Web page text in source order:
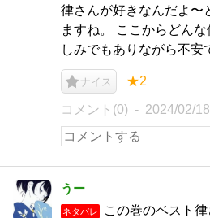
律さんが好きなんだよ〜
ますね。 ここからどん
しみでもありながら不安
ナイス ★2
コメント(0) 2024/02/18
うー
ネタバレ
この巻のベスト